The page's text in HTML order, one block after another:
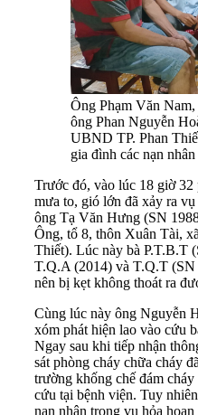
Ông Phạm Văn
ông Phan Nguyễn
UBND TP. Phan
gia đình các nạn
Trước đó, vào lúc 18 giờ
mưa to, gió lớn đã xảy ra
ông Tạ Văn Hưng (SN
Ông, tổ 8, thôn Xuân Tài,
Thiết). Lúc này bà P.T.B.T
T.Q.A (2014) và T.Q.T (SN
nên bị kẹt không thoát ra
Cùng lúc này ông Nguyễn
xóm phát hiện lao vào cứu
Ngay sau khi tiếp nhận
sát phòng cháy chữa cháy
trường khống chế đám
cứu tại bệnh viện. Tuy
nạn nhân trong vụ hỏa